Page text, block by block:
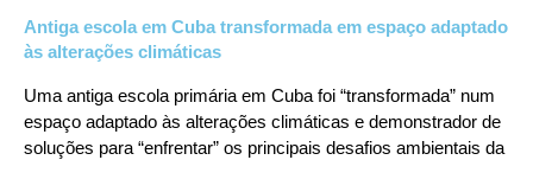
Antiga escola em Cuba transformada em espaço adaptado
às alterações climáticas
Uma antiga escola primária em Cuba foi “transformada” num
espaço adaptado às alterações climáticas e demonstrador de
soluções para “enfrentar” os principais desafios ambientais da